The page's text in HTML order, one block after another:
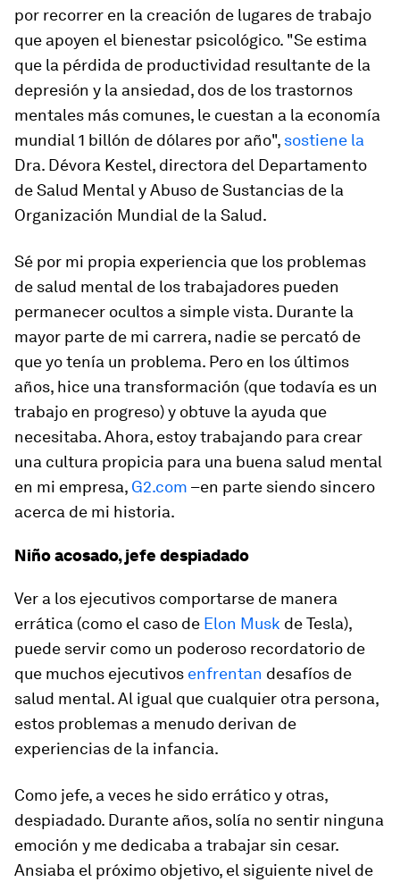
por recorrer en la creación de lugares de trabajo
que apoyen el bienestar psicológico. "Se estima
que la pérdida de productividad resultante de la
depresión y la ansiedad, dos de los trastornos
mentales más comunes, le cuestan a la economía
mundial 1 billón de dólares por año", sostiene la
Dra. Dévora Kestel, directora del Departamento
de Salud Mental y Abuso de Sustancias de la
Organización Mundial de la Salud.
Sé por mi propia experiencia que los problemas
de salud mental de los trabajadores pueden
permanecer ocultos a simple vista. Durante la
mayor parte de mi carrera, nadie se percató de
que yo tenía un problema. Pero en los últimos
años, hice una transformación (que todavía es un
trabajo en progreso) y obtuve la ayuda que
necesitaba. Ahora, estoy trabajando para crear
una cultura propicia para una buena salud mental
en mi empresa, G2.com –en parte siendo sincero
acerca de mi historia.
Niño acosado, jefe despiadado
Ver a los ejecutivos comportarse de manera
errática (como el caso de Elon Musk de Tesla),
puede servir como un poderoso recordatorio de
que muchos ejecutivos enfrentan desafíos de
salud mental. Al igual que cualquier otra persona,
estos problemas a menudo derivan de
experiencias de la infancia.
Como jefe, a veces he sido errático y otras,
despiadado. Durante años, solía no sentir ninguna
emoción y me dedicaba a trabajar sin cesar.
Ansiaba el próximo objetivo, el siguiente nivel de